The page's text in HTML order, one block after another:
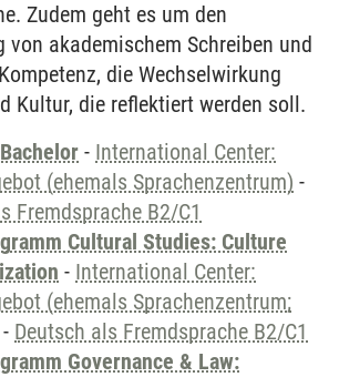
Zudem geht es um den
von akademischem Schreiben und
die Wechselwirkung
Kultur, die reflektiert werden soll.
- International Center:
(ehemals Sprachenzentrum) -
Fremdsprache B2/C1
Cultural Studies: Culture
- International Center:
(ehemals Sprachenzentrum;
- Deutsch als Fremdsprache B2/C1
Governance & Law: